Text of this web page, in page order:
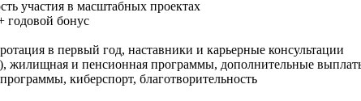
участия в масштабных проектах
годовой бонус
в первый год, наставники и карьерные консультации
жилищная и пенсионная программы, дополнительные
киберспорт, благотворительность